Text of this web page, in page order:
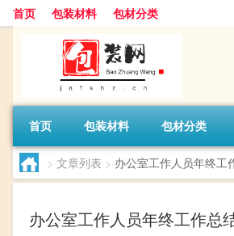
首页 包装材料 包材分类
首页 包装材料 包材分类
> 文章列表 > 办公室工作人员年终工
办公室工作人员年终工作总